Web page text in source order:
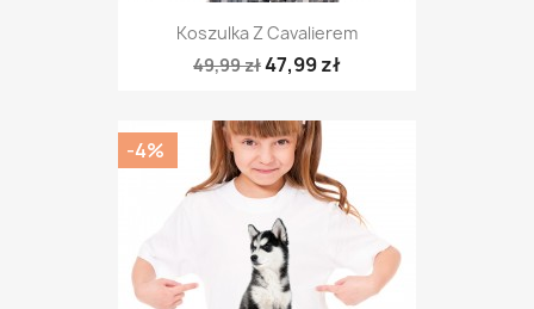
Koszulka Z Cavalierem
49,99 zł47,99 zł
-4%